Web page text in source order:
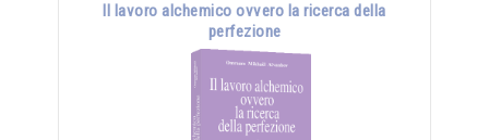
Il lavoro alchemico ovvero la ricerca della
perfezione